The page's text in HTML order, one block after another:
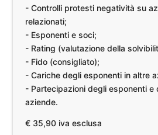
- Controlli protesti negatività su
relazionati;
- Esponenti e soci;
- Rating (valutazione della
- Fido (consigliato);
- Cariche degli esponenti in altre
- Partecipazioni degli esponenti e
aziende.
€ 35,90 iva esclusa